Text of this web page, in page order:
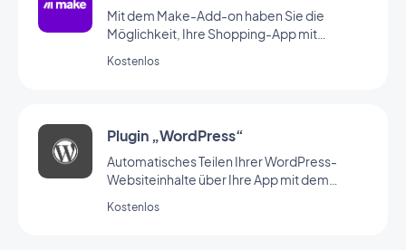
Mit dem Make-Add-on haben Sie die
Möglichkeit, Ihre Shopping-App mit
verbinden. Dank dieses Add-ons erstellen
dieses Add-on verwenden zu können.)
Kostenlos
Plugin „WordPress“
Automatisches Teilen Ihrer WordPress-
Websiteinhalte über Ihre App mit dem
Kostenlos